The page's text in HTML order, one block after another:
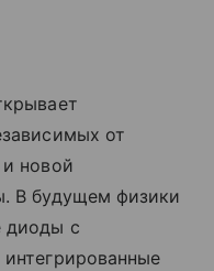
от
и новой
В будущем физики
диоды с